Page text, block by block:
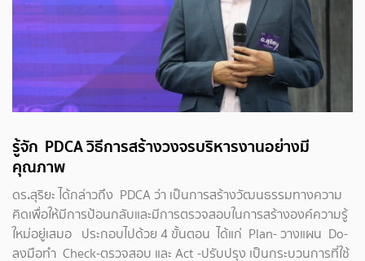
รู้จัก PDCAวิธีการสร้างวงจรบริหารงานอย่างมี
คุณภาพ
ดร.สุริยะ ได้กล่าวถึง PDCA ว่า เป็นการสร้างวัฒนธรรมทางความ
คิดเพื่อให้มีการป้อนกลับและมีการตรวจสอบในการสร้างองค์ความรู้
ใหม่อยู่เสมอ ประกอบไปด้วย 4 ขั้นตอน ได้แก่ Plan- วางแผน Do-
ลงมือทำ Check-ตรวจสอบ และ Act -ปรับปรุง เป็นกระบวนการที่ใช้